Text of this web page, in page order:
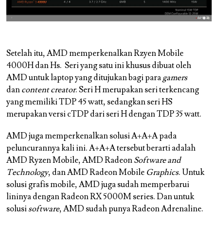
Setelah itu, AMD memperkenalkan Rzyen Mobile
4000H dan Hs. Seri yang satu ini khusus dibuat oleh
AMD untuk laptop yang ditujukan bagi paragamers
dancontent creator. Seri H merupakan seri terkencang
yang memiliki TDP 45 watt, sedangkan seri HS
merupakan versi cTDP dari seri H dengan TDP 35 watt.
AMD juga memperkenalkan solusi A+A+A pada
peluncurannya kali ini. A+A+A tersebut berarti adalah
AMD Ryzen Mobile, AMD RadeonSoftware and
Technology, dan AMD Radeon Mobile Graphics. Untuk
solusi grafis mobile, AMD juga sudah memperbarui
lininya dengan Radeon RX 5000M series. Dan untuk
solusisoftware, AMD sudah punya Radeon Adrenaline.